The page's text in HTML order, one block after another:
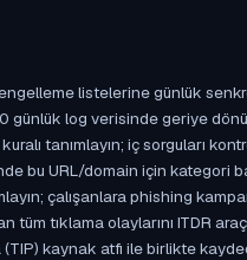
listelerine günlük
günlük log verisinde geriye
tanımlayın; iç sorguları
bu URL/domain için kategori
çalışanlara phishing
tıklama olaylarını ITDR
kaynak atfı ile birlikte